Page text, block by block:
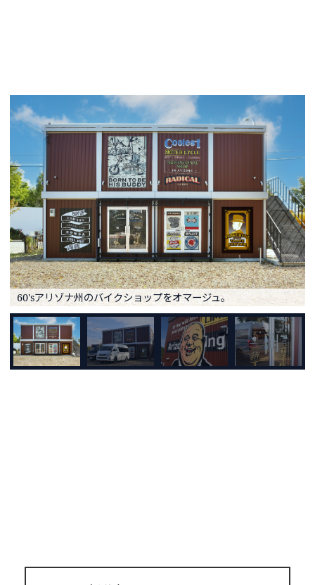
60'sアリゾナ州のバイクショップをオマージュ。